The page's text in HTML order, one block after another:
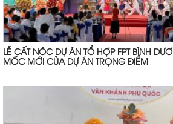
LỄ CẤT NÓC DỰ ÁN TỔ HỢP FPT BÌNH
MỐC MỚI CỦA DỰ ÁN TRỌNG ĐIỂM